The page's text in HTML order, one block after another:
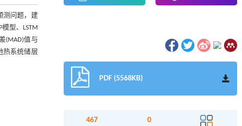
测问题，建
型、LSTM
(MAD)值与
热系统储层
PDF (5568KB)
467 0